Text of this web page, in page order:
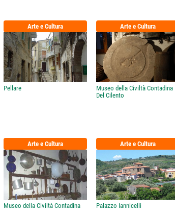
Arte e Cultura
Pellare
Arte e Cultura
Museo della Civiltà Contadina
Del Cilento
Arte e Cultura
Museo della Civiltà Contadina
Arte e Cultura
Palazzo Iannicelli